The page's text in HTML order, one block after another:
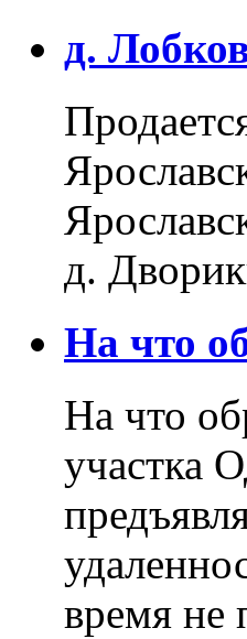
д.
д.
На что
На что
участка
время не